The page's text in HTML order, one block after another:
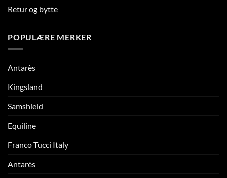
Retur og bytte
POPULÆRE MERKER
Antarès
Kingsland
Samshield
Equiline
Franco Tucci Italy
Antarès